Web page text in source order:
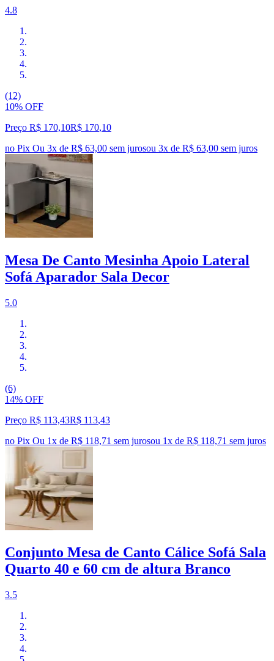
4.8
(12)
10% OFF
Preço R$ 170,10R$ 170,10
no Pix Ou 3x de R$ 63,00 sem jurosou 3x de R$ 63,00 sem juros
Mesa De Canto Mesinha Apoio Lateral
Sofá Aparador Sala Decor
5.0
(6)
14% OFF
Preço R$ 113,43R$ 113,43
no Pix Ou 1x de R$ 118,71 sem jurosou 1x de R$ 118,71 sem juros
Conjunto Mesa de Canto Cálice Sofá Sala
Quarto 40 e 60 cm de altura Branco
3.5